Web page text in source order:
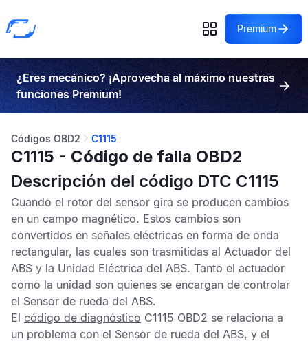
Premium
¿Eres mecánico? ¡Aprovecha al máximo nuestras
funciones Premium!
Códigos OBD2 C1115
C1115 - Código de falla OBD2
Descripción del código DTC C1115
Cuando el rotor del sensor gira se producen cambios
en un campo magnético. Estos cambios son
convertidos en señales eléctricas en forma de onda
rectangular, las cuales son trasmitidas al Actuador del
ABS y la Unidad Eléctrica del ABS. Tanto el actuador
como la unidad son quienes se encargan de controlar
el Sensor de rueda del ABS.
El código de diagnóstico C1115 OBD2 se relaciona a
un problema con el Sensor de rueda del ABS, y el